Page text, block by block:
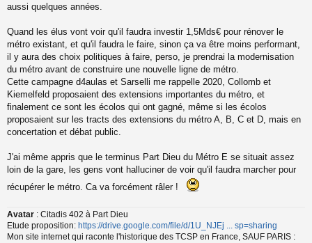
aussi quelques années.
Quand les élus vont voir qu'il faudra investir 1,5Mds€ pour rénover le
métro existant, et qu'il faudra le faire, sinon ça va être moins performant,
il y aura des choix politiques à faire, perso, je prendrai la modernisation
du métro avant de construire une nouvelle ligne de métro.
Cette campagne d4aulas et Sarselli me rappelle 2020, Collomb et
Kiemelfeld proposaient des extensions importantes du métro, et
finalement ce sont les écolos qui ont gagné, même si les écolos
proposaient sur les tracts des extensions du métro A, B, C et D, mais en
concertation et débat public.
J'ai même appris que le terminus Part Dieu du Métro E se situait assez
loin de la gare, les gens vont halluciner de voir qu'il faudra marcher pour
récupérer le métro. Ca va forcément râler !
Avatar : Citadis 402 à Part Dieu
Etude proposition: https://drive.google.com/file/d/1U_NJEj ... sp=sharing
Mon site internet qui raconte l'historique des TCSP en France, SAUF PARIS :